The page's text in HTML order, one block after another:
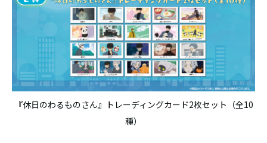
『休日のわるものさん』トレーディングカード2枚セット（全10
種）